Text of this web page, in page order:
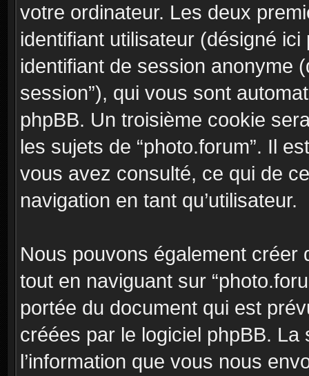
votre ordinateur. Les deux
identifiant utilisateur (désigné ici
identifiant de session anonyme
session”), qui vous sont
phpBB. Un troisième cookie
les sujets de “photo.forum”. Il
vous avez consulté, ce qui de
navigation en tant qu’utilisateur.
Nous pouvons également
tout en naviguant sur
portée du document qui est
créées par le logiciel phpBB.
l’information que vous nous